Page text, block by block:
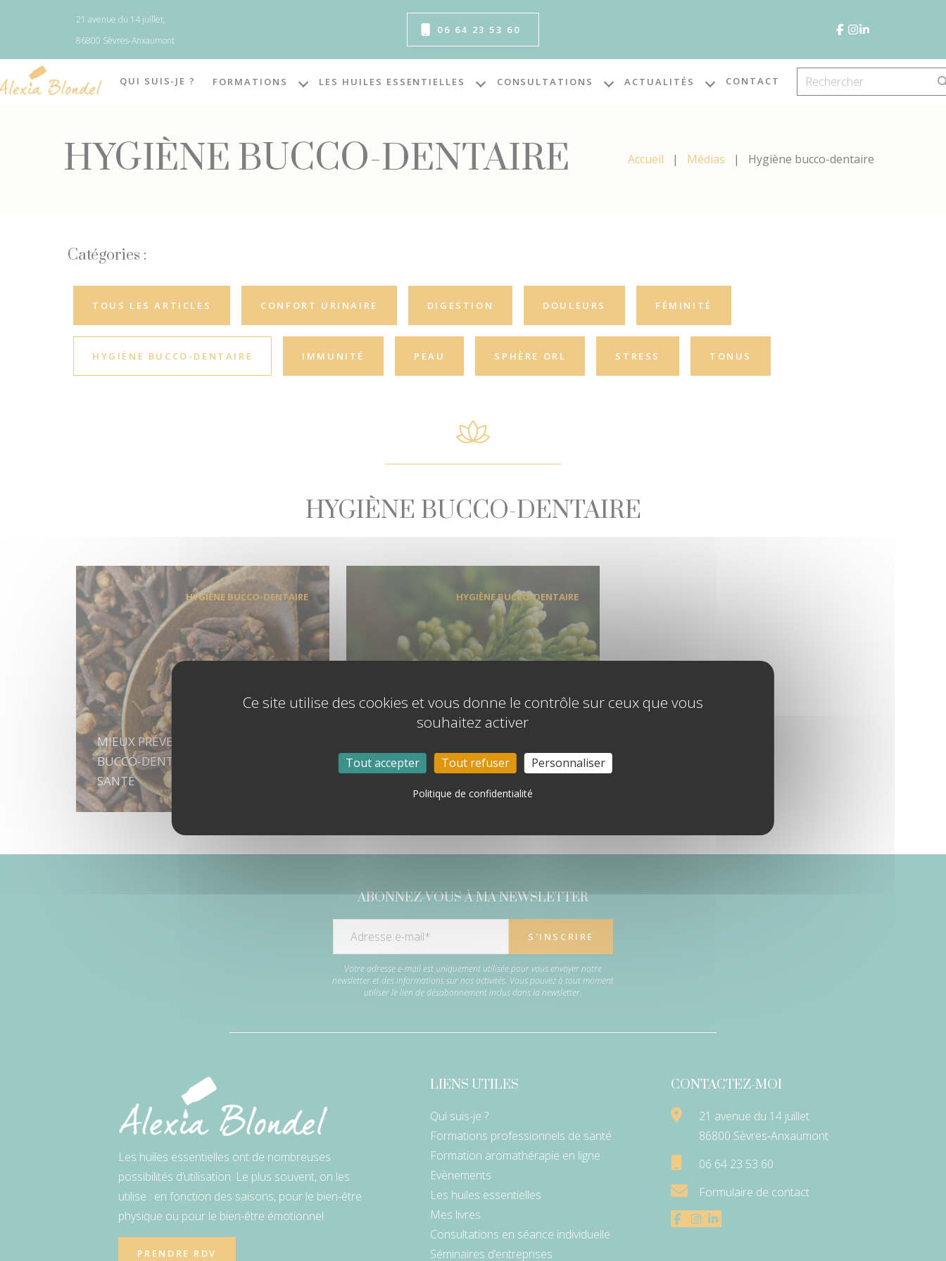
21 avenue du 14 juillet,
86800 Sèvres-Anxaumont
06 64 23 53 60
QUI SUIS-JE ? FORMATIONS LES HUILES ESSENTIELLES CONSULTATIONS ACTUALITÉS CONTACT
HYGIÈNE BUCCO-DENTAIRE Accueil Médias Hygiène bucco-dentaire
Catégories :
TOUS LES ARTICLES CONFORT URINAIRE DIGESTION DOULEURS FÉMINITÉ
HYGIÈNE BUCCO-DENTAIRE IMMUNITÉ PEAU SPHÈRE ORL STRESS TONUS
HYGIÈNE BUCCO-DENTAIRE
HYGIÈNE BUCCO-DENTAIRE
MIEUX PRÉVENIR LES AFFECTIONS
BUCCO-DENTAIRES – PLANTES ET
SANTÉ
HYGIÈNE BUCCO-DENTAIRE
LE GIROFLIER, UN CALMANT
ABONNEZ-VOUS À MA NEWSLETTER
Votre adresse e-mail est uniquement utilisée pour vous envoyer notre
newsletter et des informations sur nos activités. Vous pouvez à tout moment
utiliser le lien de désabonnement inclus dans la newsletter.
Les huiles essentielles ont de nombreuses
possibilités d’utilisation. Le plus souvent, on les
utilise : en fonction des saisons, pour le bien-être
physique ou pour le bien-être émotionnel.
PRENDRE RDV
LIENS UTILES
Qui suis-je ?
Formations professionnels de santé
Formation aromathérapie en ligne
Evènements
Les huiles essentielles
Mes livres
Consultations en séance individuelle
Séminaires d’entreprises
CONTACTEZ-MOI
21 avenue du 14 juillet
86800 Sèvres-Anxaumont
06 64 23 53 60
Formulaire de contact
Ce site utilise des cookies et vous donne le contrôle sur ceux que vous
souhaitez activer
Tout accepter Tout refuser Personnaliser
Politique de confidentialité